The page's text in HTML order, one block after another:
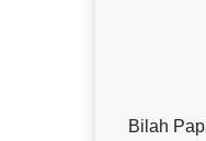
Bilah